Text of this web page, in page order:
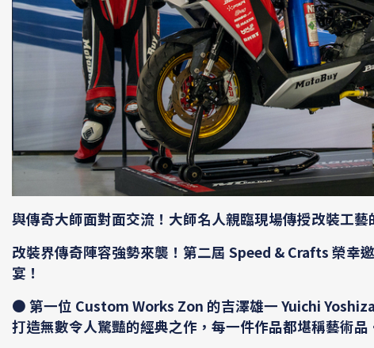
與傳奇大師面對面交流！大師名人親臨現場傳授改裝工藝
改裝界傳奇陣容強勢來襲！第二屆 Speed & Crafts 榮幸
宴！
● 第一位 Custom Works Zon 的吉澤雄一 Yuichi
打造無數令人驚豔的經典之作，每一件作品都堪稱藝術品